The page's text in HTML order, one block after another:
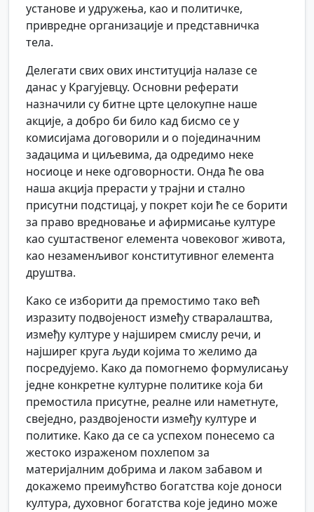
установе и удружења, као и политичке,
привредне организације и представничка
тела.
Делегати свих ових институција налазе се
данас у Крагујевцу. Основни реферати
назначили су битне црте целокупне наше
акције, а добро би било кад бисмо се у
комисијама договорили и о појединачним
задацима и циљевима, да одредимо неке
носиоце и неке одговорности. Онда ће ова
наша акција прерасти у трајни и стално
присутни подстицај, у покрет који ће се борити
за право вредновање и афирмисање културе
као суштаственог елемента човековог живота,
као незаменљивог конститутивног елемента
друштва.
Како се изборити да премостимо тако већ
изразиту подвојеност између стваралаштва,
између културе у најширем смислу речи, и
најширег круга људи којима то желимо да
посредујемо. Како да помогнемо формулисању
једне конкретне културне политике која би
премостила присутне, реалне или наметнуте,
свеједно, раздвојености између културе и
политике. Како да се са успехом понесемо са
жестоко израженом похлепом за
материјалним добрима и лаком забавом и
докажемо преимућство богатства које доноси
култура, духовног богатства које једино може